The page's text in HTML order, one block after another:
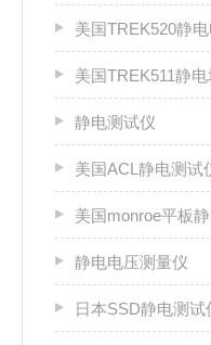
美国TREK520静电电压
美国TREK511静
静电测试仪
美国ACL静电测试
美国monroe平板静电
静电电压测量仪
日本SSD静电测试